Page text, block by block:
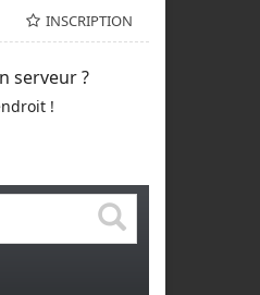
INSCRIPTION
serveur ?
!